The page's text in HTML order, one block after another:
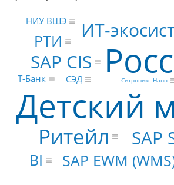
Детский
Ритейл SAP
SAP CIS
ИТ-
РТИ
BI SAP EWM
Т-Банк СЭД
НИУ ВШЭ
Ситроникс Нано